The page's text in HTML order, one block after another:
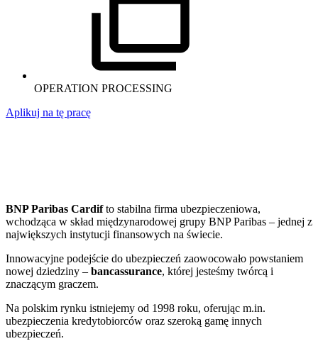
OPERATION PROCESSING
Aplikuj na tę pracę
BNP Paribas Cardifto stabilna firma ubezpieczeniowa,
wchodząca w skład międzynarodowej grupy BNP Paribas – jednej z
największych instytucji finansowych na świecie.
Innowacyjne podejście do ubezpieczeń zaowocowało powstaniem
nowej dziedziny – bancassurance, której jesteśmy twórcą i
znaczącym graczem.
Na polskim rynku istniejemy od 1998 roku, oferując m.in.
ubezpieczenia kredytobiorców oraz szeroką gamę innych
ubezpieczeń.